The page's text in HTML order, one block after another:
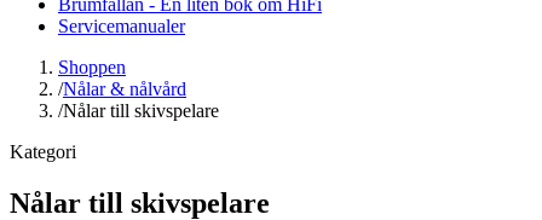
Servicemanualer
Shoppen
/Nålar & nålvård
/Nålar till skivspelare
Kategori
Nålar till skivspelare